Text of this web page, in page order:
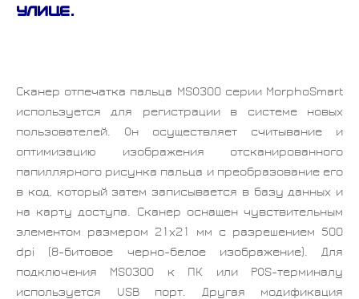
улице.
Сканер отпечатка пальца MSO300 серии MorphoSmart
используется для регистрации в системе новых
пользователей. Он осуществляет считывание и
оптимизацию изображения отсканированного
папиллярного рисунка пальца и преобразование его
в код, который затем записывается в базу данных и
на карту доступа. Сканер оснащен чувствительным
элементом размером 21х21 мм с разрешением 500
dpi (8-битовое черно-белое изображение). Для
подключения MSO300 к ПК или POS-терминалу
используется USB порт. Другая модификация